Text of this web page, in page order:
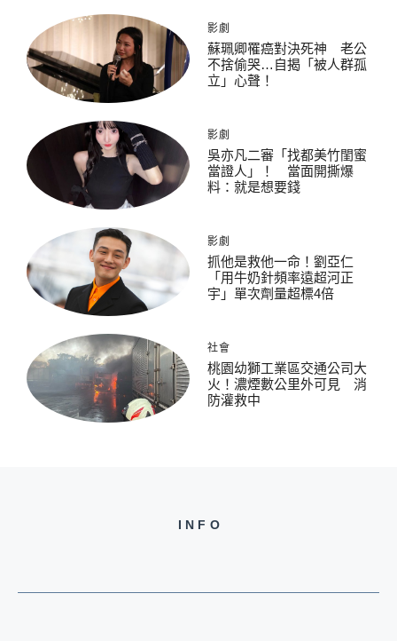
影劇
蘇珮卿罹癌對決死神 老公
不捨偷哭…自揭「被人群孤
立」心聲！
影劇
吳亦凡二審「找都美竹閨蜜
當證人」！ 當面開撕爆
料：就是想要錢
影劇
抓他是救他一命！劉亞仁
「用牛奶針頻率遠超河正
宇」單次劑量超標4倍
社會
桃園幼獅工業區交通公司大
火！濃煙數公里外可見 消
防灌救中
INFO